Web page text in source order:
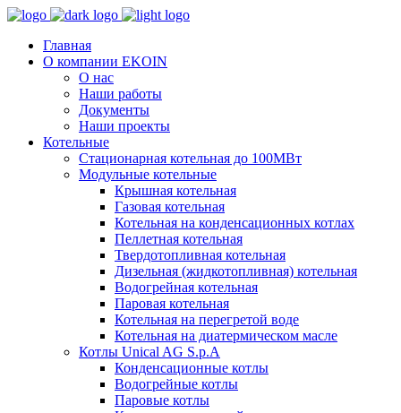
Главная
О компании EKOIN
О нас
Наши работы
Документы
Наши проекты
Котельные
Стационарная котельная до 100МВт
Модульные котельные
Крышная котельная
Газовая котельная
Котельная на конденсационных котлах
Пеллетная котельная
Твердотопливная котельная
Дизельная (жидкотопливная) котельная
Водогрейная котельная
Паровая котельная
Котельная на перегретой воде
Котельная на диатермическом масле
Котлы Unical AG S.p.A
Конденсационные котлы
Водогрейные котлы
Паровые котлы